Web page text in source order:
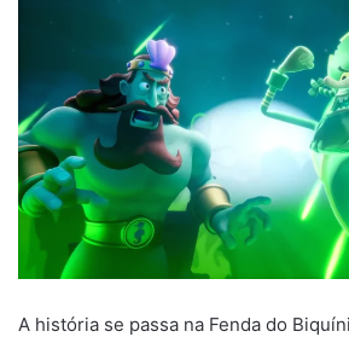
A história se passa na Fenda do